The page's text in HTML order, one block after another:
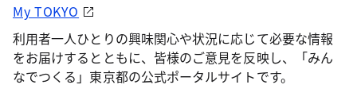
My TOKYO
利用者一人ひとりの興味関心や状況に応じて必要な情報
をお届けするとともに、皆様のご意見を反映し、「みん
なでつくる」東京都の公式ポータルサイトです。